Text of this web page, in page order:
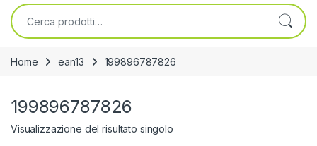
Cerca:
Home ean13 199896787826
199896787826
Visualizzazione del risultato singolo